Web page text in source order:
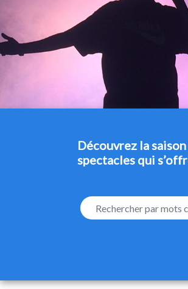
Découvrez la
spectacles qui